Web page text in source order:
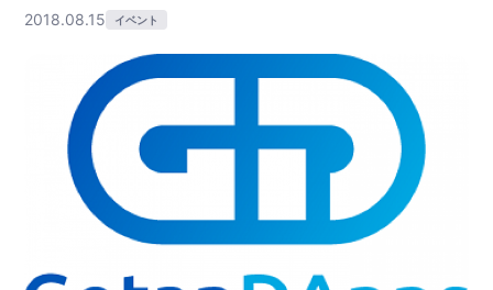
2018.08.15 イベント